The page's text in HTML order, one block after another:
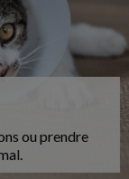
ou prendre